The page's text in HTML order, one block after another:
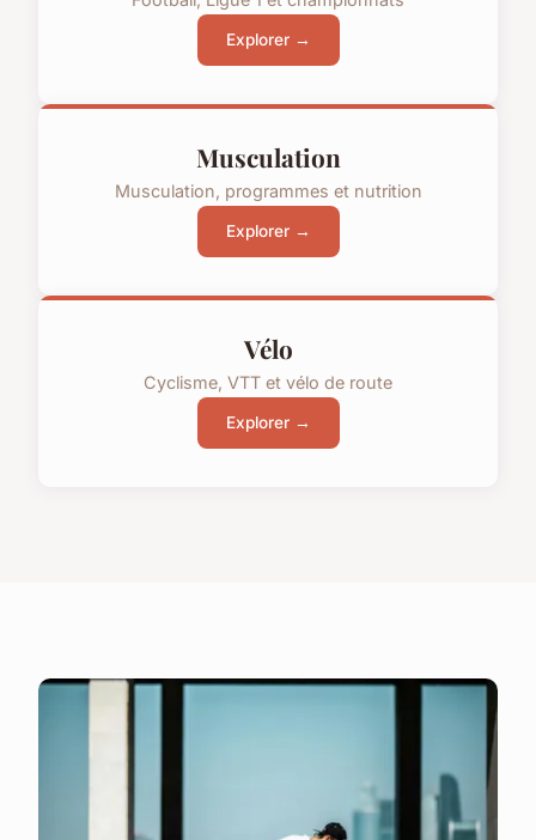
Explorer →
Musculation
Musculation, programmes et nutrition
Explorer →
Vélo
Cyclisme, VTT et vélo de route
Explorer →